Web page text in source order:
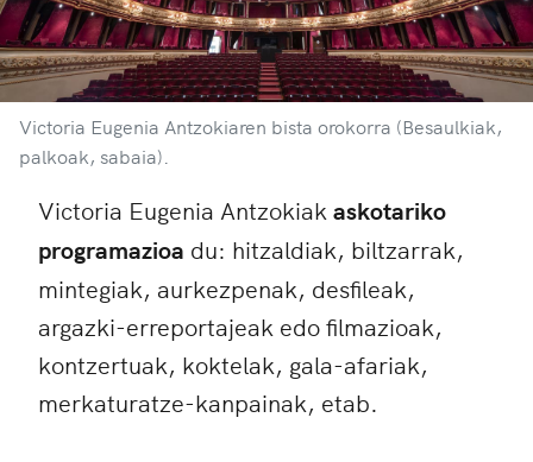
Victoria Eugenia Antzokiaren bista orokorra (Besaulkiak,
palkoak, sabaia).
Victoria Eugenia Antzokiak askotariko
programazioa du: hitzaldiak, biltzarrak,
mintegiak, aurkezpenak, desfileak,
argazki-erreportajeak edo filmazioak,
kontzertuak, koktelak, gala-afariak,
merkaturatze-kanpainak, etab.